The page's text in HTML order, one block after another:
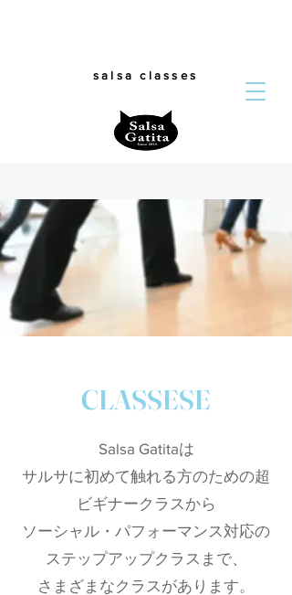
salsa classes
CLASSESE
Salsa Gatitaは
​サルサに初めて触れる方のための超
ビギナークラスから
ソーシャル・パフォーマンス対応の
ステップアップクラスまで、
さまざまなクラスがあります。